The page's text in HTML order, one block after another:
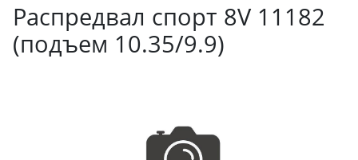
Распредвал спорт 8V 11182
(подъем 10.35/9.9)